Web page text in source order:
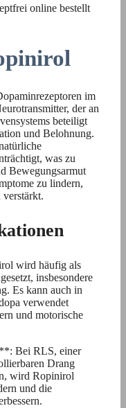
online bestellt
im
der an
beteiligt
und Belohnung.
was zu
Bewegungsarmut
zu lindern,
wird häufig als
insbesondere
Es kann auch in
verwendet
und motorische
Bei RLS, einer
Drang
wird Ropinirol
und die